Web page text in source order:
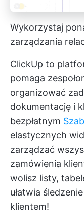
Wykorzystaj
zarządzania
ClickUp to
pomaga
organizować
dokumentację i
bezpłatnym
elastycznych
zarządzać
zamówienia
wolisz listy,
ułatwia
klientem!